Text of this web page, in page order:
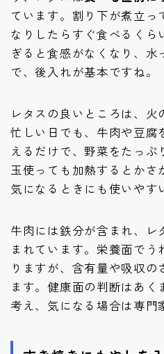
ています。割り下が煮立っ
なりしたらすぐ食べるくら
ぎると食感がなくなり、水
で、後入れが基本ですね。
レタスの良いところは、火
忙しい日でも、牛肉や豆腐
えるだけで、野菜をたっぷ
玉使っても加熱するとかさ
気になるときにも使いやす
牛肉には鉄分が含まれ、レ
まれています。栄養面でう
りますが、含有量や吸収の
ます。健康面の判断はあく
考え、気になる場合は専門